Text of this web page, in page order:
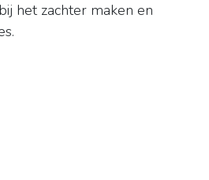
het zachter maken en